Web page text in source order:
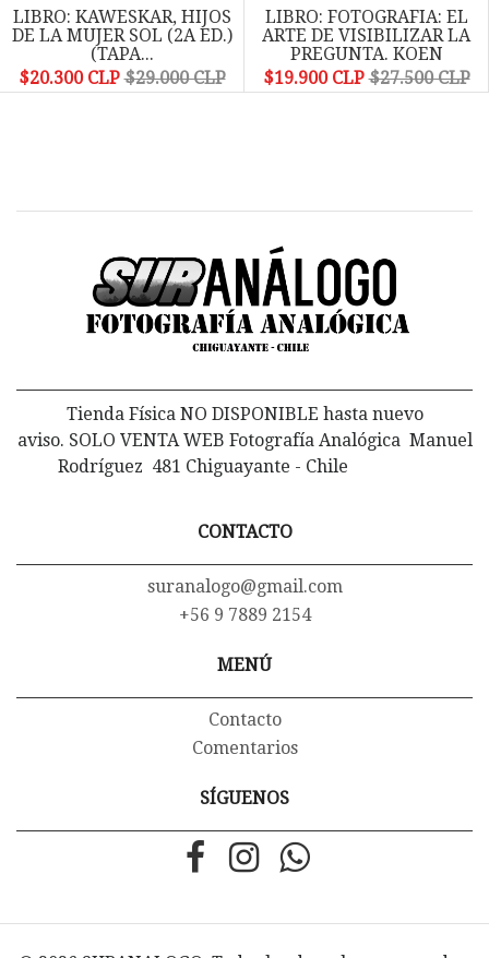
LIBRO: KAWESKAR, HIJOS
DE LA MUJER SOL (2A ED.)
(TAPA...
$20.300 CLP $29.000 CLP
LIBRO: FOTOGRAFIA: EL
ARTE DE VISIBILIZAR LA
PREGUNTA. KOEN
WESSING...
$19.900 CLP $27.500 CLP
Tienda Física NO DISPONIBLE hasta nuevo
aviso. SOLO VENTA WEB Fotografía Analógica Manuel
Rodríguez 481 Chiguayante - Chile
CONTACTO
suranalogo@gmail.com
+56 9 7889 2154
MENÚ
Contacto
Comentarios
SÍGUENOS